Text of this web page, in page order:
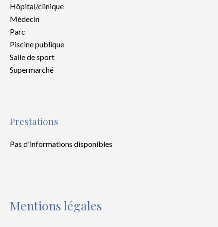
Hôpital/clinique
Médecin
Parc
Piscine publique
Salle de sport
Supermarché
Prestations
Pas d'informations disponibles
Mentions légales